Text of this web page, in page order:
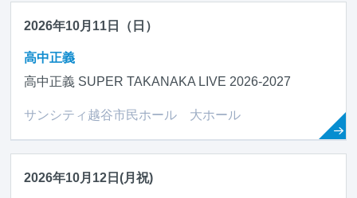
2026年10月11日（日）
高中正義
高中正義 SUPER TAKANAKA LIVE 2026-2027
サンシティ越谷市民ホール 大ホール
2026年10月12日(月祝)